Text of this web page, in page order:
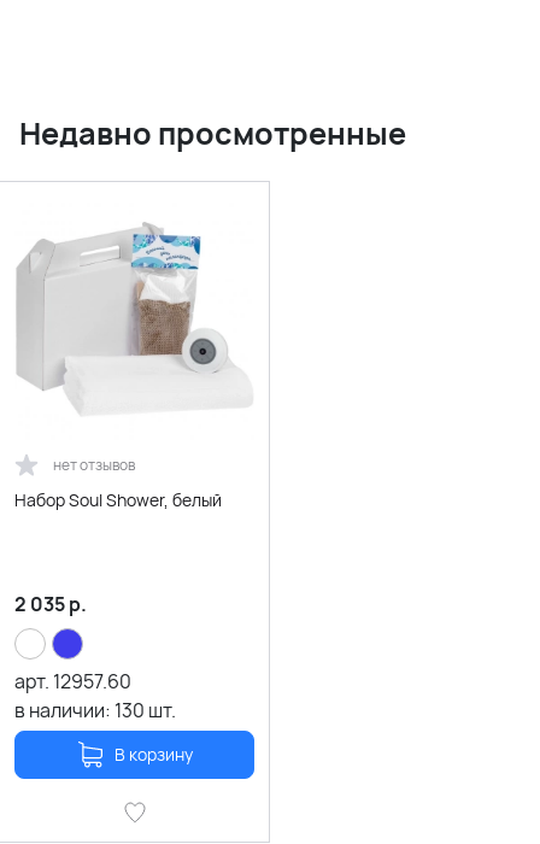
Недавно просмотренные
нет отзывов
Набор Soul Shower, белый
2 035р.
арт. 12957.60
в наличии: 130 шт.
В корзину